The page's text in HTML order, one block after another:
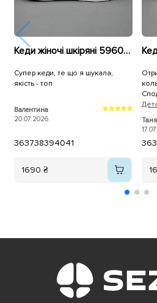
Кеди жіночі шкіряні 596010 Білі
Супер кеди, те що я шукала,
якість - топ
Валентина
20.07.2026
363738394041
1690 ₴
Таня
36